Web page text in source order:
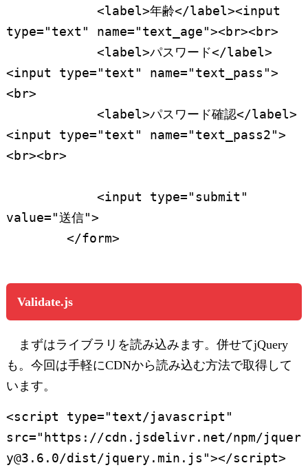
type="text" name="text_age"><br><br>
<input type="text" name="text_pass">
<br>
<input type="text" name="text_pass2">
<br><br>
value="送信">
        </form>
Validate.js
まずはライブラリを読み込みます。併せてjQuery
も。今回は手軽にCDNから読み込む方法で取得して
います。
<script type="text/javascript"
src="https://cdn.jsdelivr.net/npm/jquer
y@3.6.0/dist/jquery.min.js"></script>